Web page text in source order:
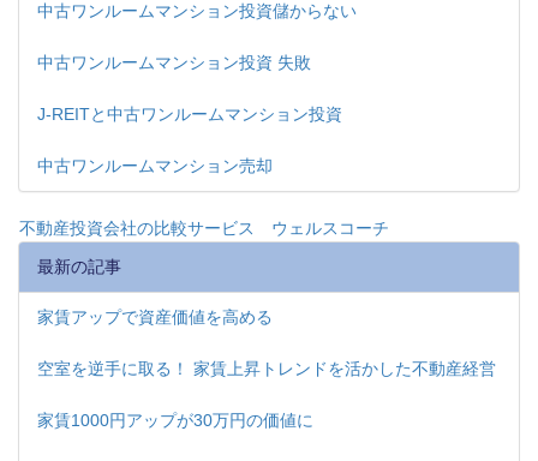
中古ワンルームマンション投資儲からない
中古ワンルームマンション投資 失敗
J-REITと中古ワンルームマンション投資
中古ワンルームマンション売却
不動産投資会社の比較サービス ウェルスコーチ
最新の記事
家賃アップで資産価値を高める
空室を逆手に取る！ 家賃上昇トレンドを活かした不動産経営
家賃1000円アップが30万円の価値に